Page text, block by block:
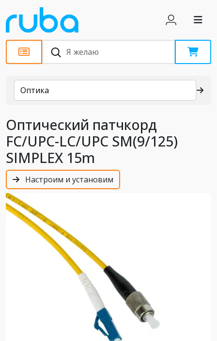
Каталог
Оптика
Оптический патчкорд
FC/UPC-LC/UPC SM(9/125)
SIMPLEX 15m
Настроим и установим